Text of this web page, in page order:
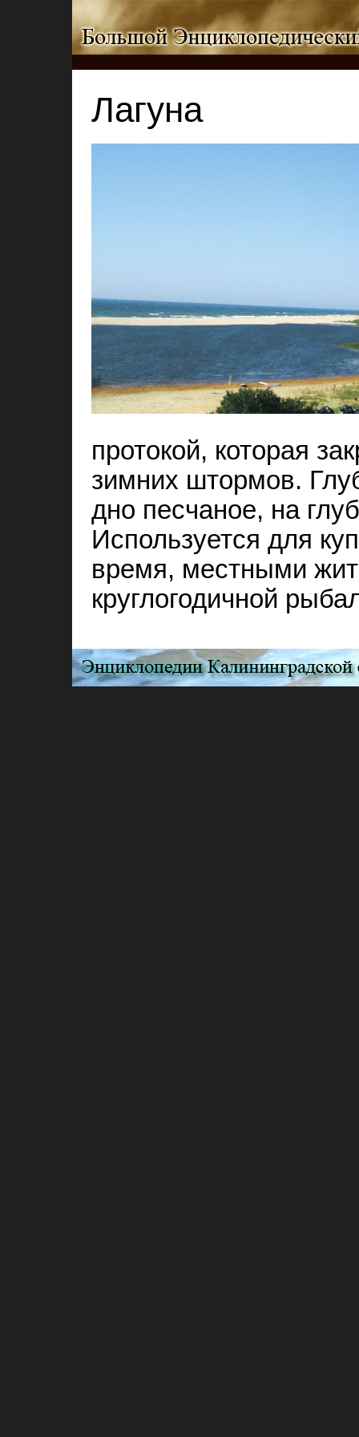
Лагуна
протокой, которая
зимних штормов.
дно песчаное, на
Используется для
время, местными
круглогодичной